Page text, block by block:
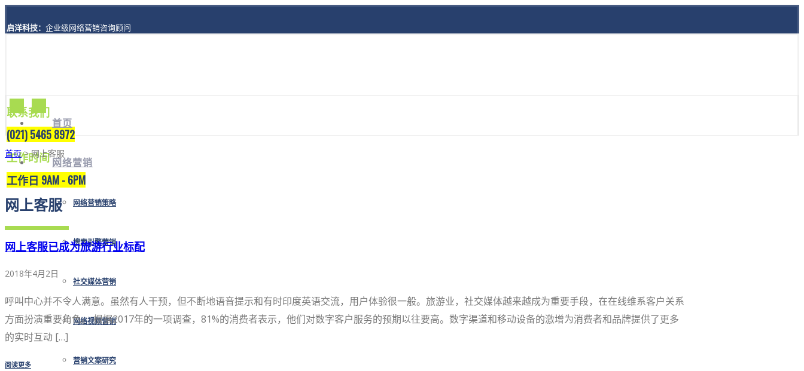
启洋科技： 企业级网络营销咨询顾问
联系我们
(021) 5465 8972
工作时间
工作日 9AM - 6PM
首页
网络营销
网络营销策略
搜索引擎营销
社交媒体营销
网络视频营销
营销文案研究
首页> 网上客服
网上客服
网上客服已成为旅游行业标配
2018年4月2日
呼叫中心并不令人满意。虽然有人干预，但不断地语音提示和有时印度英语交流，用户体验很一般。旅游业，社交媒体越来越成为重要手段，在在线维系客户关系
方面扮演重要角色。 根据2017年的一项调查，81%的消费者表示，他们对数字客户服务的预期以往要高。数字渠道和移动设备的激增为消费者和品牌提供了更多
的实时互动 […]
阅读更多